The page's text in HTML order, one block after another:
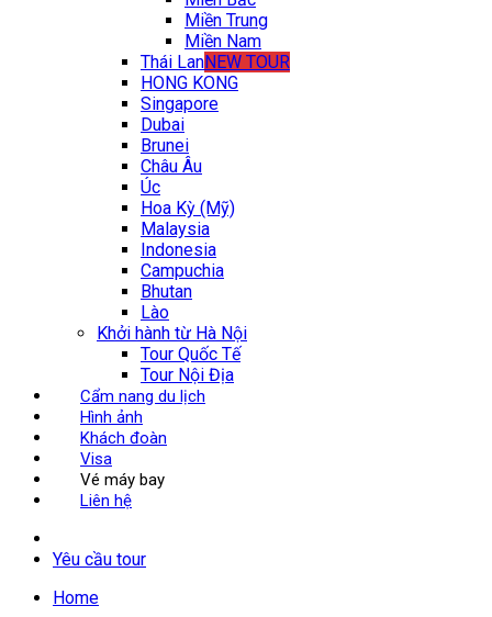
Miền Trung
Miền Nam
Thái LanNEW TOUR
HONG KONG
Singapore
Dubai
Brunei
Châu Âu
Úc
Hoa Kỳ (Mỹ)
Malaysia
Indonesia
Campuchia
Bhutan
Lào
Khởi hành từ Hà Nội
Tour Quốc Tế
Tour Nội Địa
Cẩm nang du lịch
Hình ảnh
Khách đoàn
Visa
Vé máy bay
Liên hệ
Yêu cầu tour
Home